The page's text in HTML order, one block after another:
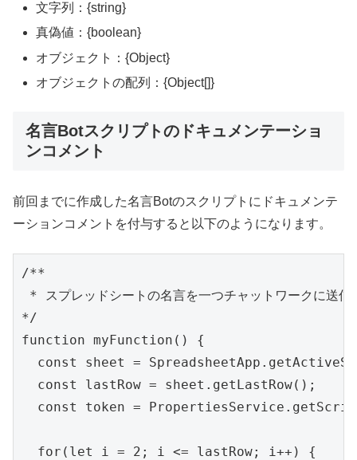
文字列：{string}
真偽値：{boolean}
オブジェクト：{Object}
オブジェクトの配列：{Object[]}
名言Botスクリプトのドキュメンテーショ
ンコメント
前回までに作成した名言Botのスクリプトにドキュメンテ
ーションコメントを付与すると以下のようになります。
/**
* スプレッドシートの名言を一つチャットワークに送
*/
function myFunction() {
const sheet =
  const lastRow = sheet.getLastRow();
const token =
  for(let i = 2; i <= lastRow; i++) {